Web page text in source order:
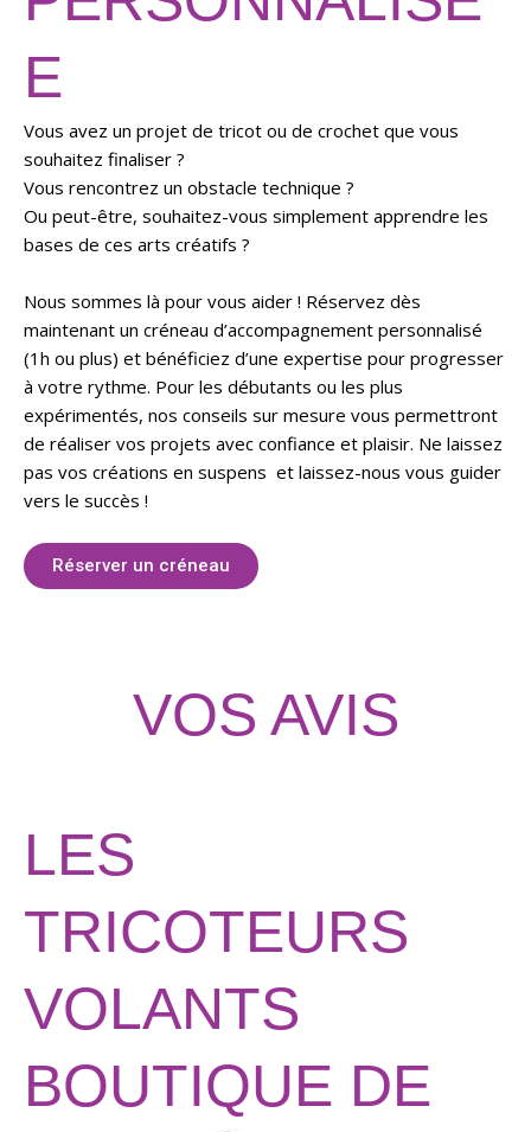
E
Vous avez un projet de tricot ou de crochet que vous
souhaitez finaliser ?
Vous rencontrez un obstacle technique ?
Ou peut-être, souhaitez-vous simplement apprendre les
bases de ces arts créatifs ?
Nous sommes là pour vous aider ! Réservez dès
maintenant un créneau d’accompagnement personnalisé
(1h ou plus) et bénéficiez d’une expertise pour progresser
à votre rythme. Pour les débutants ou les plus
expérimentés, nos conseils sur mesure vous permettront
de réaliser vos projets avec confiance et plaisir. Ne laissez
pas vos créations en suspens et laissez-nous vous guider
vers le succès !
Réserver un créneau
VOS AVIS
LES
TRICOTEURS
VOLANTS
BOUTIQUE DE